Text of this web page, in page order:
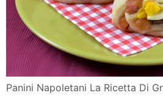
Panini Napoletani La Ricetta Di